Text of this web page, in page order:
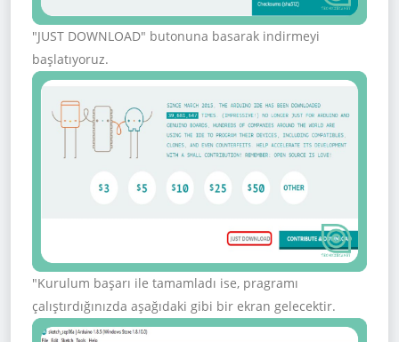
"JUST DOWNLOAD" butonuna basarak indirmeyi
başlatıyoruz.
"Kurulum başarı ile tamamladı ise, pragramı
çalıştırdığınızda aşağıdaki gibi bir ekran gelecektir.